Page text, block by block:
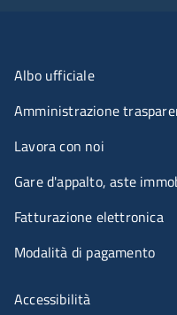
Albo ufficiale
Amministrazione
Lavora con noi
Gare d'appalto, aste
Fatturazione elettronica
Modalità di pagamento
Accessibilità